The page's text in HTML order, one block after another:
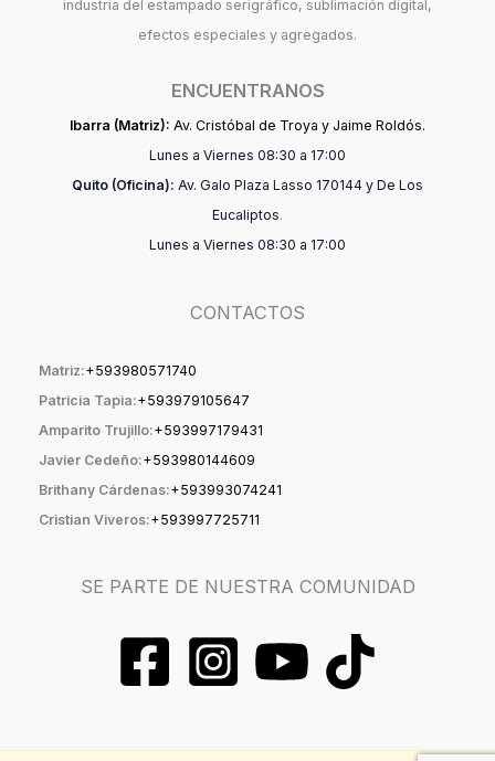
industria del estampado serigráfico, sublimación digital,
efectos especiales y agregados.
ENCUENTRANOS
Ibarra (Matriz): Av. Cristóbal de Troya y Jaime Roldós.
Lunes a Viernes 08:30 a 17:00
Quito (Oficina): Av. Galo Plaza Lasso 170144 y De Los
Eucaliptos.
Lunes a Viernes 08:30 a 17:00
CONTACTOS
Matriz:+593980571740
Patricia Tapia:+593979105647
Amparito Trujillo:+593997179431
Javier Cedeño:+593980144609
Brithany Cárdenas:+593993074241
Cristian Viveros:+593997725711
SE PARTE DE NUESTRA COMUNIDAD